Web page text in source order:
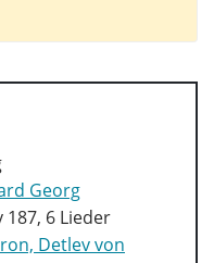
Georg
187, 6 Lieder
Detlev von